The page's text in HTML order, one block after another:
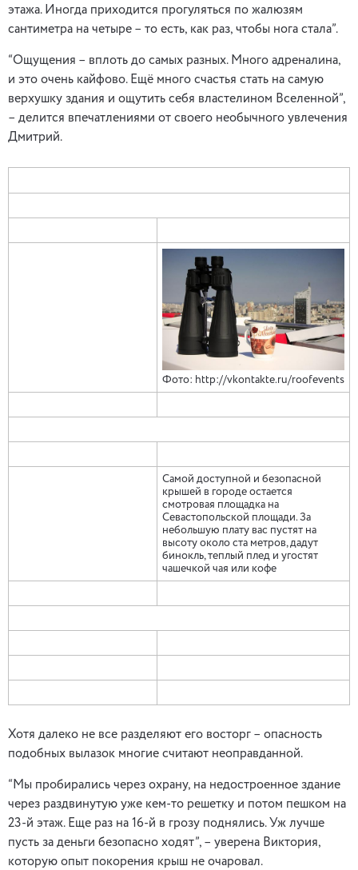
этажа. Иногда приходится прогуляться по жалюзям
сантиметра на четыре – то есть, как раз, чтобы нога стала”.
“Ощущения – вплоть до самых разных. Много адреналина,
и это очень кайфово. Ещё много счастья стать на самую
верхушку здания и ощутить себя властелином Вселенной”,
– делится впечатлениями от своего необычного увлечения
Дмитрий.
Фото: http://vkontakte.ru/roofevents
Самой доступной и безопасной
крышей в городе остается
смотровая площадка на
Севастопольской площади. За
небольшую плату вас пустят на
высоту около ста метров, дадут
бинокль, теплый плед и угостят
чашечкой чая или кофе
Хотя далеко не все разделяют его восторг – опасность
подобных вылазок многие считают неоправданной.
“Мы пробирались через охрану, на недостроенное здание
через раздвинутую уже кем-то решетку и потом пешком на
23-й этаж. Еще раз на 16-й в грозу поднялись. Уж лучше
пусть за деньги безопасно ходят”, – уверена Виктория,
которую опыт покорения крыш не очаровал.